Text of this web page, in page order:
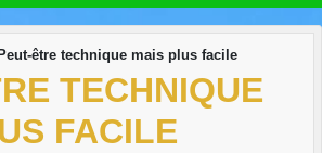
être technique mais plus facile
TECHNIQUE
FACILE